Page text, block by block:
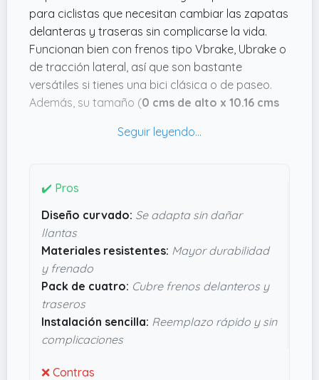
para ciclistas que necesitan cambiar las zapatas
delanteras y traseras sin complicarse la vida.
Funcionan bien con frenos tipo Vbrake, Ubrake o
de tracción lateral, así que son bastante
versátiles si tienes una bici clásica o de paseo.
Además, su tamaño (0 cms de alto x 10.16 cms
que encajan sin problemas en la mayoría de
Lo que me parece más interesante es el diseño
sin dañarlas y asegura un frenado efectivo.
También están hechas con materiales robustos
que prometen aguantar bastante, lo que evita
tener que cambiarlas a cada rato. Y si no quieres
complicarte con la instalación, esta se hace sin
lío. A nivel calidad-precio, parece un producto
fiable para mantener la bici a punto sin gastarte
una fortuna.
✔️ Pros
Diseño curvado: Se adapta sin dañar
llantas
Materiales resistentes: Mayor durabilidad
y frenado
Pack de cuatro: Cubre frenos delanteros y
traseros
Instalación sencilla: Reemplazo rápido y sin
complicaciones
❌ Contras